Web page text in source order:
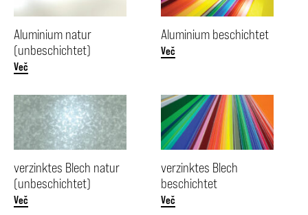
Aluminium natur
(unbeschichtet)
Več
Aluminium beschichtet
Več
verzinktes Blech natur
(unbeschichtet)
Več
verzinktes Blech
beschichtet
Več